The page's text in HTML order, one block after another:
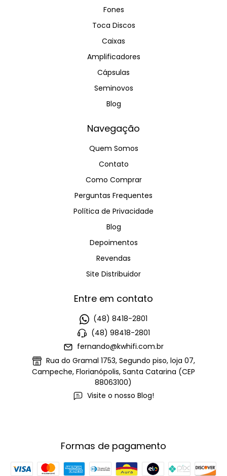
Fones
Toca Discos
Caixas
Amplificadores
Cápsulas
Seminovos
Blog
Navegação
Quem Somos
Contato
Como Comprar
Perguntas Frequentes
Política de Privacidade
Blog
Depoimentos
Revendas
Site Distribuidor
Entre em contato
(48) 8418-2801
(48) 98418-2801
fernando@kwhifi.com.br
Rua do Gramal 1753, Segundo piso, loja 07,
Campeche, Florianópolis, Santa Catarina (CEP
88063100)
Visite o nosso Blog!
Formas de pagamento